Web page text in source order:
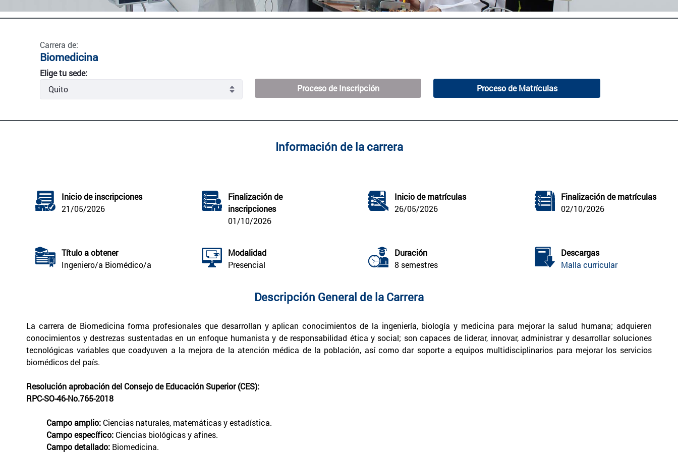
Carrera de:
Biomedicina
Elige tu sede:
Proceso de Inscripción
Proceso de Matrículas
Información de la carrera
Inicio de inscripciones
21/05/2026
Finalización de
inscripciones
01/10/2026
Inicio de matrículas
26/05/2026
Finalización de matrículas
02/10/2026
Título a obtener
Ingeniero/a Biomédico/a
Modalidad
Presencial
Duración
8 semestres
Descargas
Malla curricular
Descripción General de la Carrera
La carrera de Biomedicina forma profesionales que desarrollan y aplican conocimientos de la ingeniería, biología y medicina para mejorar la salud humana; adquieren
conocimientos y destrezas sustentadas en un enfoque humanista y de responsabilidad ética y social; son capaces de liderar, innovar, administrar y desarrollar soluciones
tecnológicas variables que coadyuven a la mejora de la atención médica de la población, así como dar soporte a equipos multidisciplinarios para mejorar los servicios
biomédicos del país.
Resolución aprobación del Consejo de Educación Superior (CES):
RPC-SO-46-No.765-2018
Campo amplio: Ciencias naturales, matemáticas y estadística.
Campo específico: Ciencias biológicas y afines.
Campo detallado: Biomedicina.